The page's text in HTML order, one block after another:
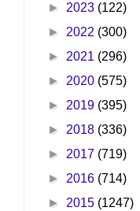
► 2023 (122)
► 2022 (300)
► 2021 (296)
► 2020 (575)
► 2019 (395)
► 2018 (336)
► 2017 (719)
► 2016 (714)
► 2015 (1247)